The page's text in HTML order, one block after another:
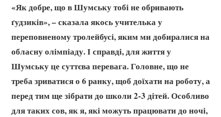
«Як добре, що в Шумську тобі не обривають
ґудзиків», – сказала якось учителька у
переповненому тролейбусі, яким ми добиралися на
обласну олімпіаду. І справді, для життя у
Шумську це суттєва перевага. Головне, що не
треба зриватися о 6 ранку, щоб доїхати на роботу, а
перед тим ще зібрати до школи 2-3 дітей. Особливо
для таких сов, як я, які можуть працювати до ночі,